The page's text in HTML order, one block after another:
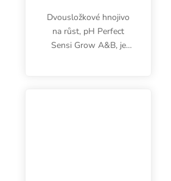
Dvousložkové hnojivo
na růst, pH Perfect
Sensi Grow A&B, je